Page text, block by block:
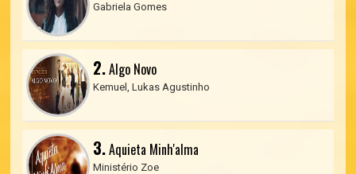
Gabriela Gomes
2.Algo Novo
Kemuel, Lukas Agustinho
3.Aquieta Minh'alma
Ministério Zoe